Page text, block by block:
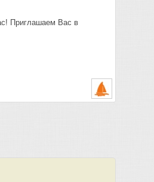
Приглашаем Вас в